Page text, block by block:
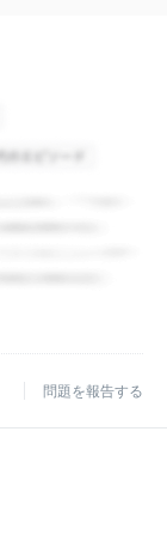
問題を報告する